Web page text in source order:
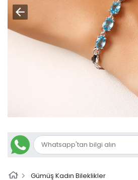
Gümüş Kadın Bileklikler